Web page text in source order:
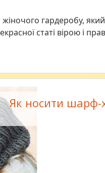
гардеробу,
статі вірою і
Як носити шарф-